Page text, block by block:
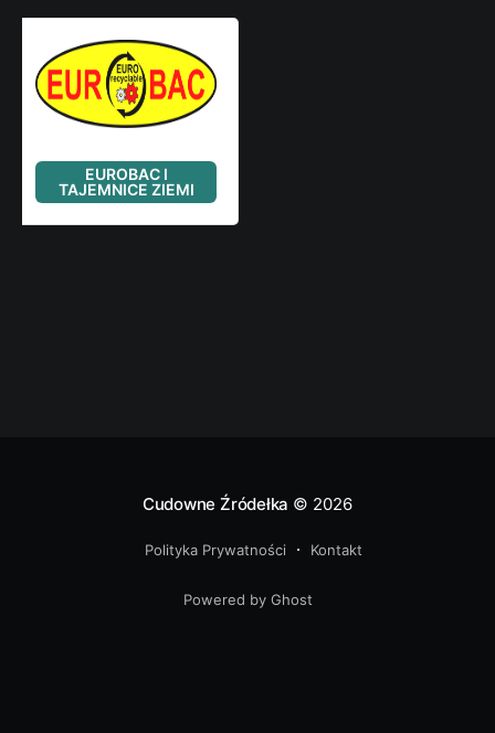
Cudowne Źródełka © 2026
Polityka Prywatności Kontakt
Powered by Ghost